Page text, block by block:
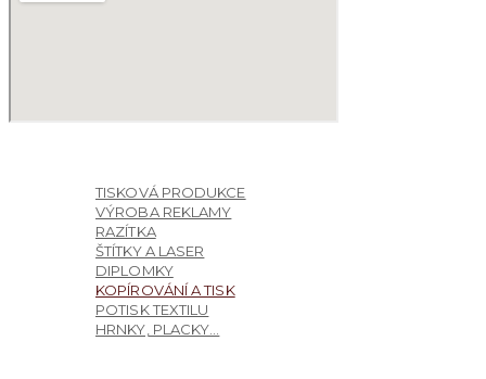
TISKOVÁ PRODUKCE
VÝROBA REKLAMY
RAZÍTKA
ŠTÍTKY A LASER
DIPLOMKY
KOPÍROVÁNÍ A TISK
POTISK TEXTILU
HRNKY, PLACKY…